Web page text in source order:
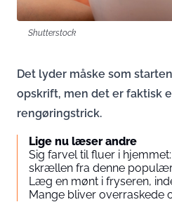
Shutterstock
Det lyder måske som
opskrift, men det er faktisk
rengøringstrick.
Lige nu læser andre
Sig farvel til fluer i
skrællen fra denne
Læg en mønt i fryseren,
Mange bliver overraskede